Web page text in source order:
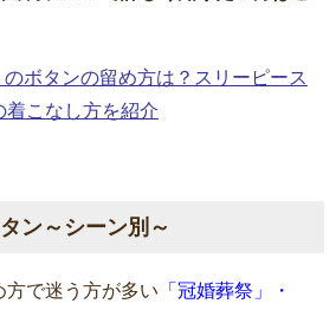
のボタンの留め方は？スリーピース
着こなし方を紹介
ン～シーン別～
で迷う方が多い 「冠婚葬祭」・